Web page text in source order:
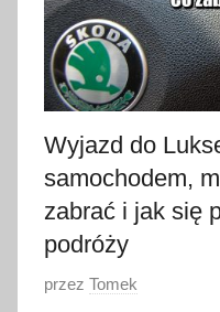
Wyjazd do
samochodem,
zabrać i jak się
podróży
O
przez Tomek